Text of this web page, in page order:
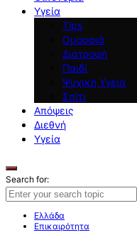
Υγεία
Tips
Ομορφιά
Διατροφή
Παιδί
Ψυχική Υγεία
Σπίτι
Απόψεις
Διεθνή
Υγεία
Search for:
Ελλάδα
Επικαιρότητα